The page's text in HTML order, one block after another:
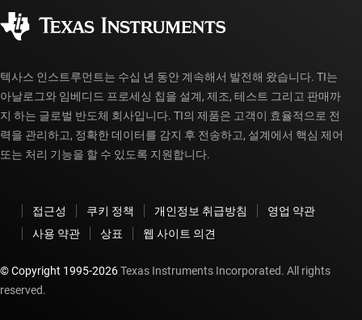
myTI 계정 FAQ
텍사스 인스트루먼트는 수십 년 동안 계속해서 발전해 왔습니다. TI는
아날로그와 임베디드 프로세싱 칩을 설계, 제조, 테스트 그리고 판매까
지 하는 글로벌 반도체 회사입니다. TI의 제품은 고객이 효율적으로 전
력을 관리하고, 정확한 데이터를 감지 후 전송하고, 설계에서 핵심 제어
또는 처리 기능을 할 수 있도록 지원합니다.
접근성 쿠키 정책 개인정보 취급방침
영업 약관
사용 약관
상표 웹 사이트 의견
© Copyright 1995-2026Texas Instruments Incorporated. All rights
reserved.